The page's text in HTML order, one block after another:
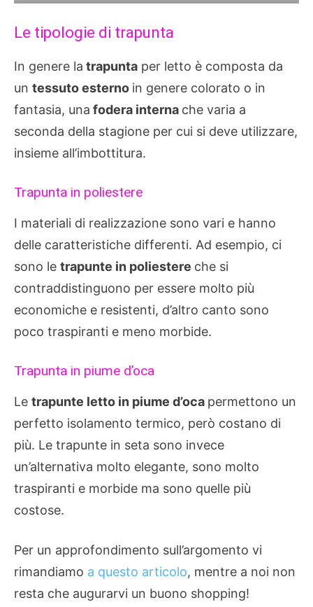
Le tipologie di trapunta
In genere la trapunta per letto è composta da
un tessuto esterno in genere colorato o in
fantasia, una fodera interna che varia a
seconda della stagione per cui si deve utilizzare,
insieme all’imbottitura.
Trapunta in poliestere
I materiali di realizzazione sono vari e hanno
delle caratteristiche differenti. Ad esempio, ci
sono le trapunte in poliestere che si
contraddistinguono per essere molto più
economiche e resistenti, d’altro canto sono
poco traspiranti e meno morbide.
Trapunta in piume d’oca
Le trapunte letto in piume d’oca permettono un
perfetto isolamento termico, però costano di
più. Le trapunte in seta sono invece
un’alternativa molto elegante, sono molto
traspiranti e morbide ma sono quelle più
costose.
Per un approfondimento sull’argomento vi
rimandiamo a questo articolo, mentre a noi non
resta che augurarvi un buono shopping!